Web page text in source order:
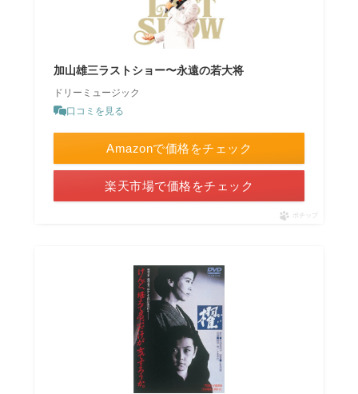
加山雄三ラストショー〜永遠の若大将
ドリーミュージック
口コミを見る
Amazonで価格をチェック
楽天市場で価格をチェック
ポチップ